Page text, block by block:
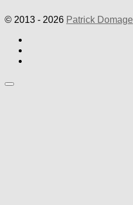
© 2013 - 2026 Patrick Domage